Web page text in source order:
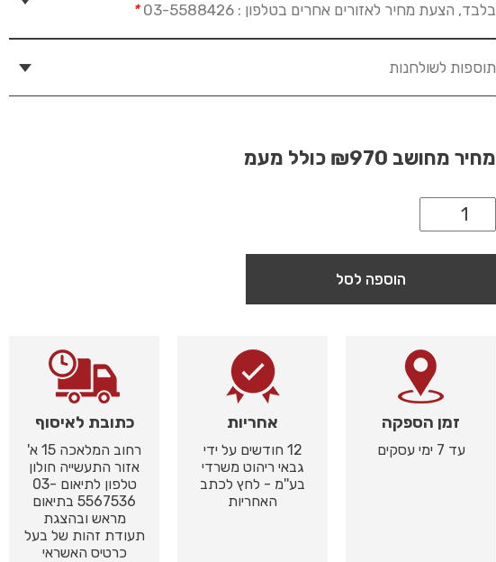
בלבד, הצעת מחיר לאזורים אחרים בטלפון : 03-5588426
*
תוספות לשולחנות
מחיר מחושב ₪970 כולל מעמ
הוספה לסל
זמן הספקה
עד 7 ימי עסקים
אחריות
12 חודשים על ידי
גבאי ריהוט משרדי
בע''מ - לחץ לכתב
האחריות
כתובת לאיסוף
רחוב המלאכה 15 א'
אזור התעשייה חולון
טלפון לתיאום 03-
5567536 בתיאום
מראש ובהצגת
תעודת זהות של בעל
כרטיס האשראי